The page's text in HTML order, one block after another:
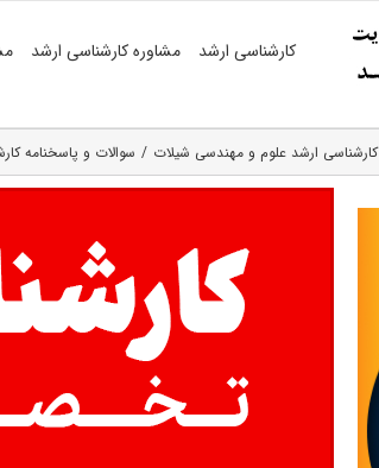
کارشناسی ارشد مشاوره کارشناسی ارشد
کارشناسی ارشد علوم و مهندسی شیلات سوالات و پاسخنامه